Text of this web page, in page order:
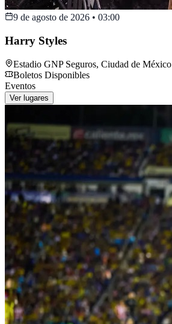
9 de agosto de 2026 • 03:00
Harry Styles
Estadio GNP Seguros, Ciudad de México
Boletos Disponibles
Eventos
Ver lugares